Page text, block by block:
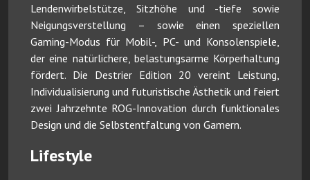
Lendenwirbelstütze, Sitzhöhe und -tiefe sowie
Neigungsverstellung – sowie einen speziellen
Gaming-Modus für Mobil-, PC- und Konsolenspiele,
der eine natürlichere, belastungsarme Körperhaltung
fördert. Die Destrier Edition 20 vereint Leistung,
Individualisierung und futuristische Ästhetik und feiert
zwei Jahrzehnte ROG-Innovation durch funktionales
Design und die Selbstentfaltung von Gamern.
Lifestyle